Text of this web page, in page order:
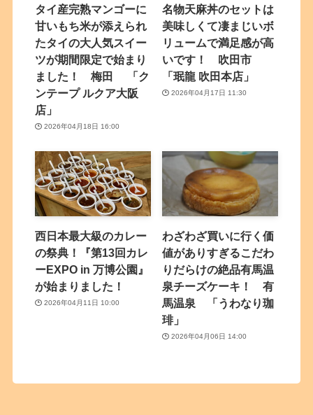
タイ産完熟マンゴーに
甘いもち米が添えられ
たタイの大人気スイー
ツが期間限定で始まり
ました！ 梅田 「ク
ンテープ ルクア大阪
店」
2026年04月18日 16:00
名物天麻丼のセットは
美味しくて凄まじいボ
リュームで満足感が高
いです！ 吹田市
「珉龍 吹田本店」
2026年04月17日 11:30
西日本最大級のカレー
の祭典！『第13回カレ
ーEXPO in 万博公園』
が始まりました！
2026年04月11日 10:00
わざわざ買いに行く価
値がありすぎるこだわ
りだらけの絶品有馬温
泉チーズケーキ！ 有
馬温泉 「うわなり珈
琲」
2026年04月06日 14:00